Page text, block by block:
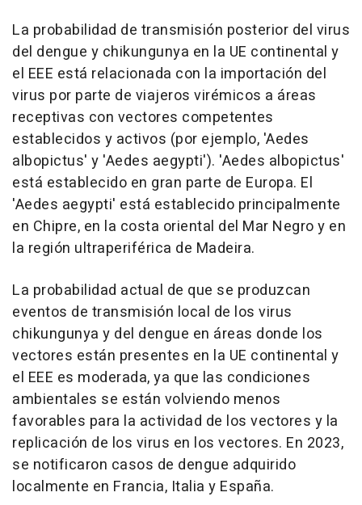
La probabilidad de transmisión posterior del virus
del dengue y chikungunya en la UE continental y
el EEE está relacionada con la importación del
virus por parte de viajeros virémicos a áreas
receptivas con vectores competentes
establecidos y activos (por ejemplo, 'Aedes
albopictus' y 'Aedes aegypti'). 'Aedes albopictus'
está establecido en gran parte de Europa. El
'Aedes aegypti' está establecido principalmente
en Chipre, en la costa oriental del Mar Negro y en
la región ultraperiférica de Madeira.
La probabilidad actual de que se produzcan
eventos de transmisión local de los virus
chikungunya y del dengue en áreas donde los
vectores están presentes en la UE continental y
el EEE es moderada, ya que las condiciones
ambientales se están volviendo menos
favorables para la actividad de los vectores y la
replicación de los virus en los vectores. En 2023,
se notificaron casos de dengue adquirido
localmente en Francia, Italia y España.